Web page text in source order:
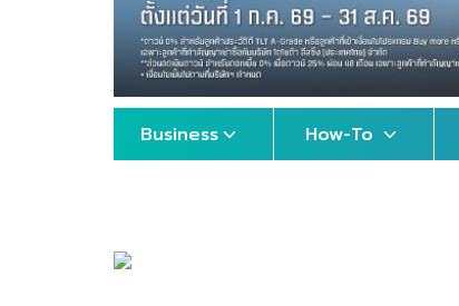
Business How-To